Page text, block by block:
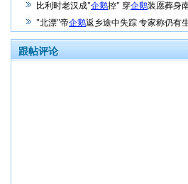
比利时老汉成"企鹅控" 穿企鹅装愿葬身
"北漂"帝企鹅返乡途中失踪 专家称仍有
跟帖评论